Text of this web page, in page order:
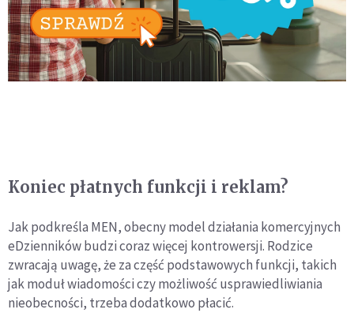
Koniec płatnych funkcji i reklam?
Jak podkreśla MEN, obecny model działania komercyjnych
eDzienników budzi coraz więcej kontrowersji. Rodzice
zwracają uwagę, że za część podstawowych funkcji, takich
jak moduł wiadomości czy możliwość usprawiedliwiania
nieobecności, trzeba dodatkowo płacić.